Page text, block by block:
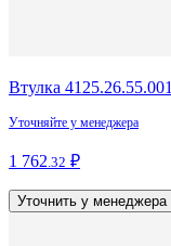
Втулка 4125.26.55.001
Уточняйте у менеджера
1 762.32 ₽
Уточнить у менеджера